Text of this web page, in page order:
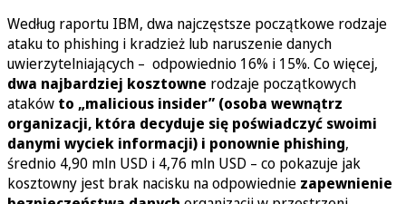
Według raportu IBM, dwa najczęstsze początkowe rodzaje
ataku to phishing i kradzież lub naruszenie danych
uwierzytelniających – odpowiednio 16% i 15%. Co więcej,
dwa najbardziej kosztowne rodzaje początkowych
ataków to „malicious insider” (osoba wewnątrz
organizacji, która decyduje się poświadczyć swoimi
danymi wyciek informacji) i ponownie phishing,
średnio 4,90 mln USD i 4,76 mln USD – co pokazuje jak
kosztowny jest brak nacisku na odpowiednie zapewnienie